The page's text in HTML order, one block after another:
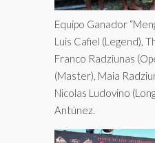
Equipo Ganador
Luis Cafiel (Legend),
Franco Radziunas
(Master), Maia
Nicolas Ludovino
Antúnez.